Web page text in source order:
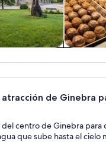
de Ginebra
centro de Ginebra para
que sube hasta el